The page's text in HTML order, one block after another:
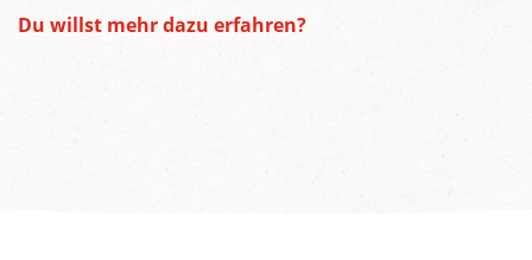
Du willst mehr dazu erfahren?